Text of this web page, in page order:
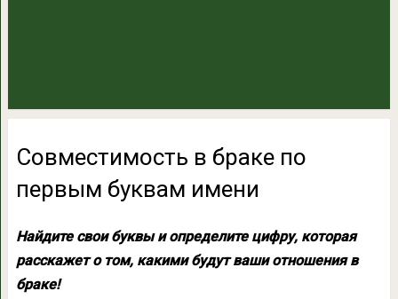
Совместимость в браке по
первым буквам имени
Найдите свои буквы и определите цифру, которая
расскажет о том, какими будут ваши отношения в
браке!